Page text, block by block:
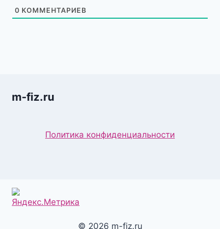
0 КОММЕНТАРИЕВ
m-fiz.ru
Политика конфиденциальности
© 2026 m-fiz.ru